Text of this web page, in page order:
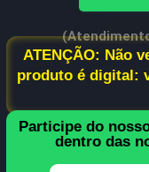
ATENÇÃO: Não
produto é digital:
Participe do
dentro das